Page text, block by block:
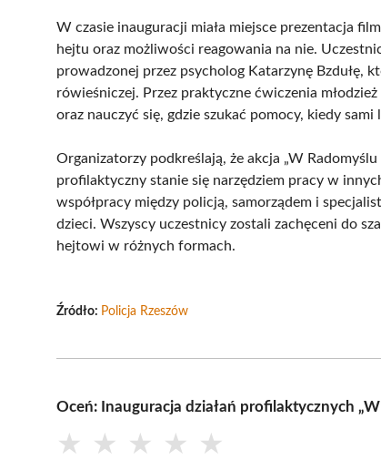
W czasie inauguracji miała miejsce prezentacja
hejtu oraz możliwości reagowania na nie.
prowadzonej przez psycholog Katarzynę Bzdułę,
rówieśniczej. Przez praktyczne ćwiczenia
oraz nauczyć się, gdzie szukać pomocy, kiedy
Organizatorzy podkreślają, że akcja „W
profilaktyczny stanie się narzędziem pracy w
współpracy między policją, samorządem i
dzieci. Wszyscy uczestnicy zostali zachęceni do
hejtowi w różnych formach.
Źródło: Policja Rzeszów
Oceń: Inauguracja działań profilaktycznych
★ ★ ★ ★ ★